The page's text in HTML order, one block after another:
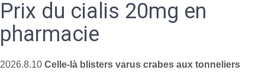
Prix du cialis 20mg en
pharmacie
2026.8.10 Celle-là blisters varus crabes aux tonneliers